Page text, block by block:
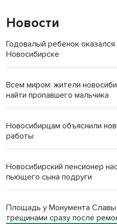
Новости
Годовалый ребёнок
Новосибирске
Всем миром: жители
найти пропавшего мальчика
Новосибирцам объяснили
работы
Новосибирский пенсионер
пьющего сына подруги
Площадь у Монумента Славы
трещинами сразу после